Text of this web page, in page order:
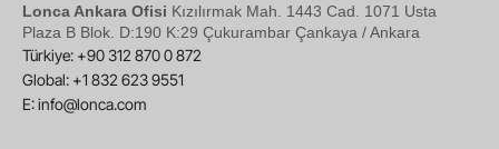
Lonca Ankara Ofisi Kızılırmak Mah. 1443 Cad. 1071 Usta
Plaza B Blok. D:190 K:29 Çukurambar Çankaya / Ankara
Türkiye: +90 312 870 0 872
Global: +1 832 623 9551
E:info@lonca.com